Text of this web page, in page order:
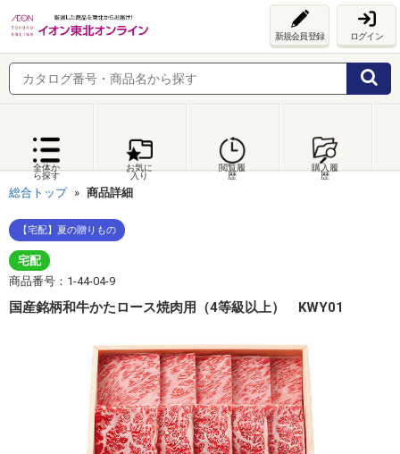
新規会員登録 ログイン
全体か
ら探す
お気に
入り
閲覧履
歴
購入履
歴
総合トップ 商品詳細
【宅配】夏の贈りもの
宅配
商品番号：1-44-04-9
国産銘柄和牛かたロース焼肉用（4等級以上） KWY01